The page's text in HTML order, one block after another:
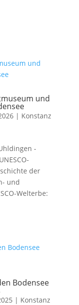
und
| Konstanz
-
der
und
Welterbe:
Bodensee
| Konstanz